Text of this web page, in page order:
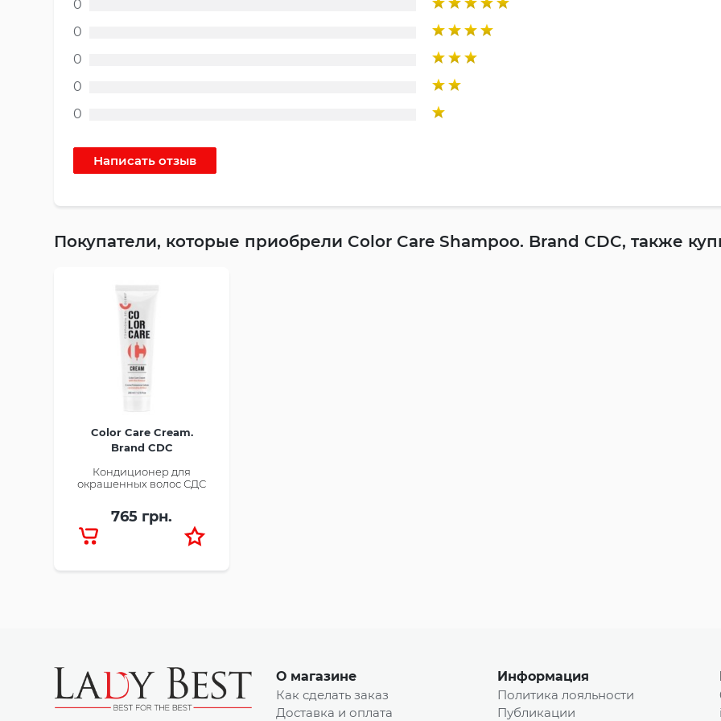
0
0
0
0
0
Покупатели, которые приобрели Color Care Shampoo. Brand CDC, также
Color Care Cream.
Brand CDC
Кондиционер для
окрашенных волос СДС
765 грн.
О магазине
Как сделать заказ
Доставка и оплата
Информация
Политика лояльности
Публикации